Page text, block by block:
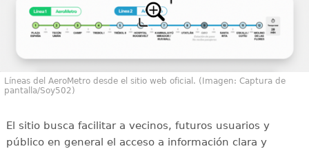
Líneas del AeroMetro desde el sitio web oficial. (Imagen: Captura de
pantalla/Soy502)
El sitio busca facilitar a vecinos, futuros usuarios y
público en general el acceso a información clara y